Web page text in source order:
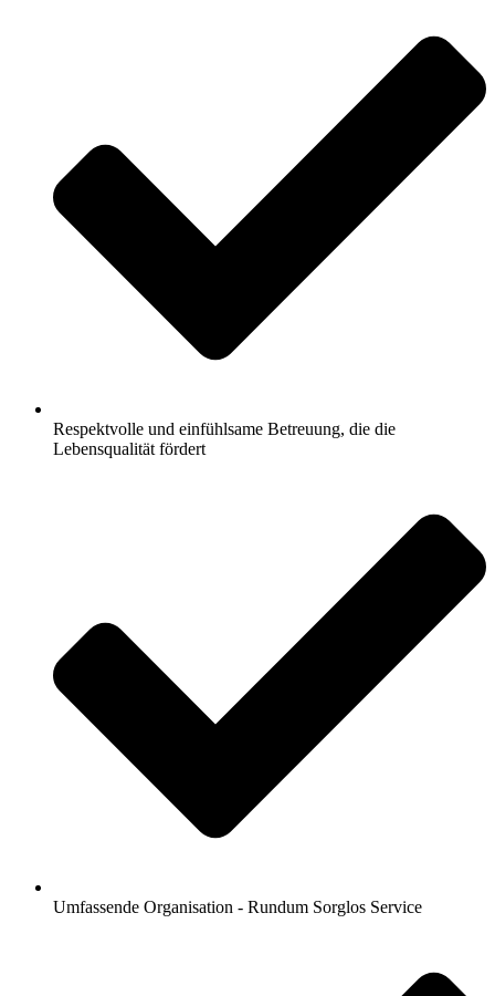
Respektvolle und einfühlsame Betreuung, die die
Lebensqualität fördert
Umfassende Organisation - Rundum Sorglos Service